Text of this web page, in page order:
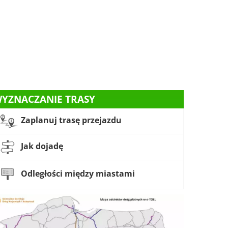
TRASY
Zaplanuj trasę przejazdu
Jak dojadę
Odległości między miastami